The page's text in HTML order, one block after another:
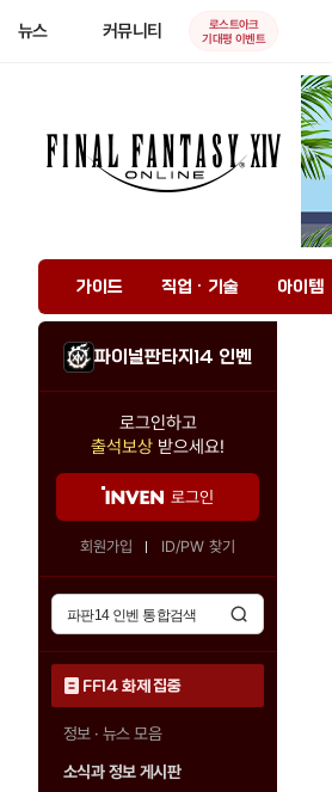
뉴스 커뮤니티
로스트아크
기대평 이벤트
가이드 직업 · 기술 아이템
파이널판타지14 인벤
로그인하고
출석보상 받으세요!
로그인
회원가입 ID/PW 찾기
FF14 화제 집중
정보 · 뉴스 모음
소식과 정보 게시판